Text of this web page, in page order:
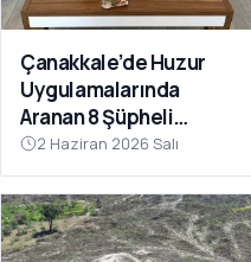
Çanakkale’de Huzur
Uygulamalarında
Aranan 8 Şüpheli
Yakalandı
2 Haziran 2026 Salı